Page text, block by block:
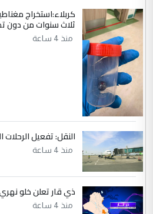
كربلاء:استخراج
ثلاث سنوات من دون
منذ 4 ساعة
النقل: تفعيل الرحلات الجوية لـ
منذ 4 ساعة
ذي قار تعلن خلو
منذ 4 ساعة